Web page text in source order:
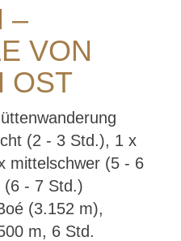
–
VON
OST
(2 - 3 Std.), 1 x
mittelschwer (5 - 6
(6 - 7 Std.)
(3.152 m),
m, 6 Std.